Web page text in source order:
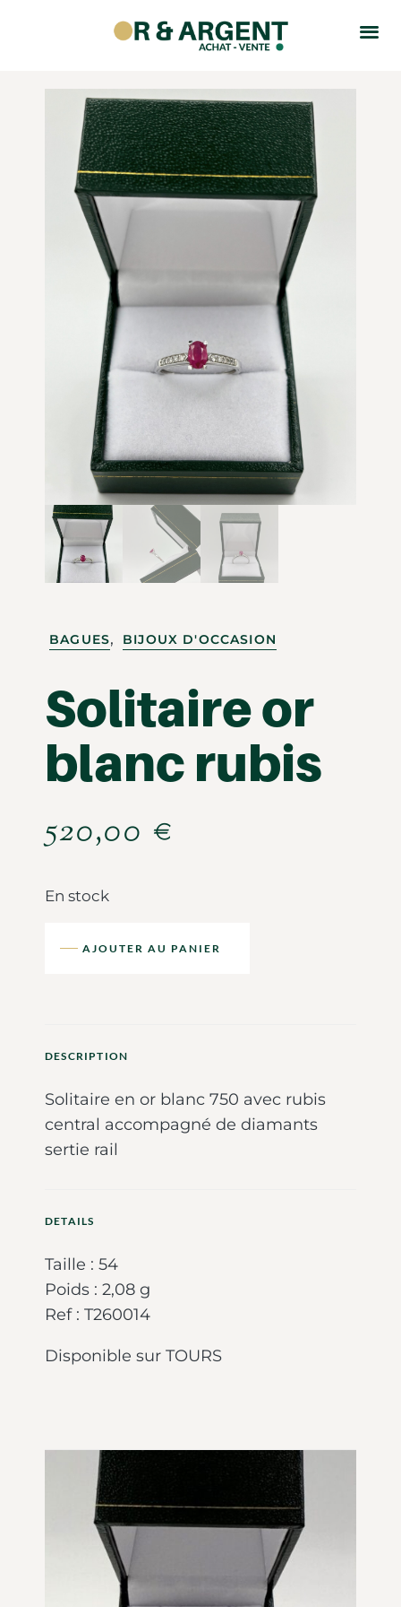
BAGUES, BIJOUX D'OCCASION
Solitaire or
blanc rubis
520,00 €
En stock
AJOUTER AU PANIER
DESCRIPTION
Solitaire en or blanc 750 avec rubis
central accompagné de diamants
sertie rail
DETAILS
Taille : 54
Poids : 2,08 g
Ref : T260014
Disponible sur TOURS